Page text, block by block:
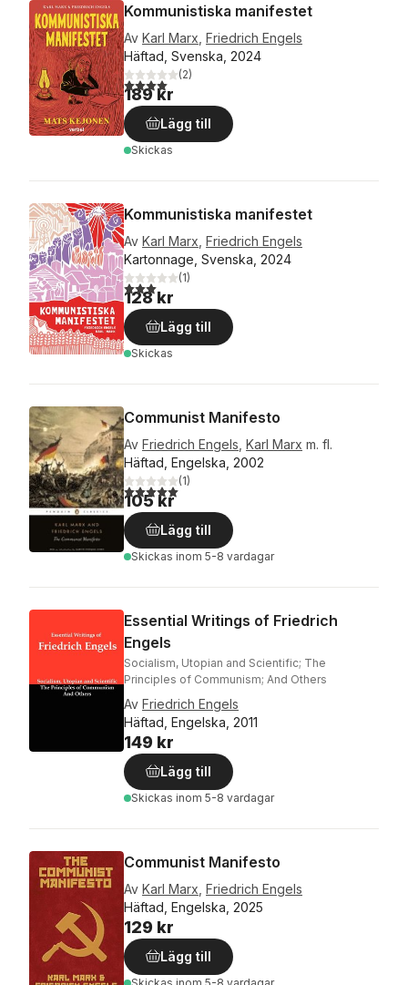
Kommunistiska manifestet
Av Karl Marx Friedrich Engels
Häftad, Svenska, 2024
4,0utav 5 stjärnor. Totalt antal röster:
(2)
189 kr
Lägg till
Skickas
Kommunistiska manifestet
Av Karl Marx Friedrich Engels
Kartonnage, Svenska, 2024
3,0utav 5 stjärnor. Totalt antal röster:
(1)
128 kr
Lägg till
Skickas
Communist Manifesto
Av Friedrich Engels Karl Marx m. fl.
Häftad, Engelska, 2002
5,0utav 5 stjärnor. Totalt antal röster:
(1)
105 kr
Lägg till
Skickas inom 5-8 vardagar
Essential Writings of Friedrich
Engels
Socialism, Utopian and Scientific; The
Principles of Communism; And Others
Av Friedrich Engels
Häftad, Engelska, 2011
149 kr
Lägg till
Skickas inom 5-8 vardagar
Communist Manifesto
Av Karl Marx Friedrich Engels
Häftad, Engelska, 2025
129 kr
Lägg till